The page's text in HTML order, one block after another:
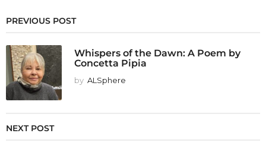
PREVIOUS POST
Whispers of the Dawn: A Poem by
Concetta Pipia
by ALSphere
NEXT POST